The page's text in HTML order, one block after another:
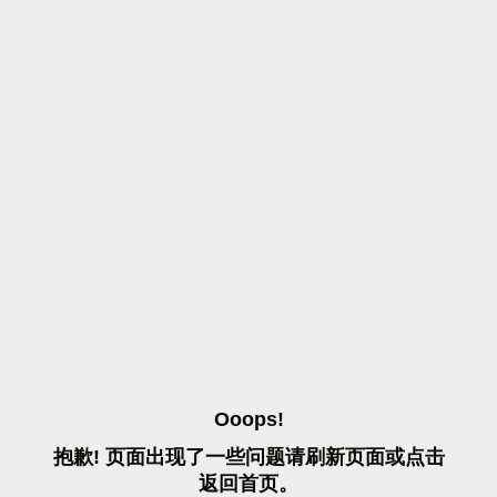
OOOPS!
抱歉! 页面出现了一些问题请刷 新页面或点击
返 回首页。